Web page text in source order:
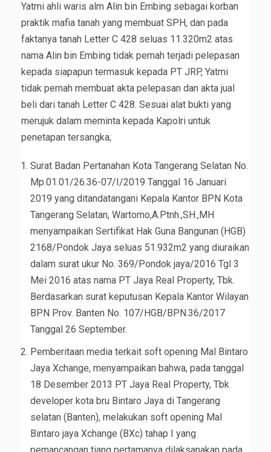
Yatmi ahli waris alm Alin bin Embing sebagai korban
praktik mafia tanah yang membuat SPH, dan pada
faktanya tanah Letter C 428 seluas 11.320m2 atas
nama Alin bin Embing tidak pernah terjadi pelepasan
kepada siapapun termasuk kepada PT JRP, Yatmi
tidak pernah membuat akta pelepasan dan akta jual
beli dari tanah Letter C 428. Sesuai alat bukti yang
merujuk dalam meminta kepada Kapolri untuk
penetapan tersangka;
Surat Badan Pertanahan Kota Tangerang Selatan No.
Mp.01.01/26.36-07/I/2019 Tanggal 16 Januari
2019 yang ditandatangani Kepala Kantor BPN Kota
Tangerang Selatan, Wartomo,A.Ptnh.,SH.,MH
menyampaikan Sertifikat Hak Guna Bangunan (HGB)
2168/Pondok Jaya seluas 51.932m2 yang diuraikan
dalam surat ukur No. 369/Pondok jaya/2016 Tgl 3
Mei 2016 atas nama PT Jaya Real Property, Tbk.
Berdasarkan surat keputusan Kepala Kantor Wilayan
BPN Prov. Banten No. 107/HGB/BPN.36/2017
Tanggal 26 September.
Pemberitaan media terkait soft opening Mal Bintaro
Jaya Xchange, menyampaikan bahwa, pada tanggal
18 Desember 2013 PT Jaya Real Property, Tbk
developer kota bru Bintaro Jaya di Tangerang
selatan (Banten), melakukan soft opening Mal
Bintaro jaya Xchange (BXc) tahap I yang